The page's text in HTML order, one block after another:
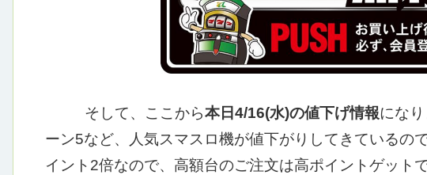
そして、ここから本日4/16(水)の値下げ情報になり
ーン5など、人気スマスロ機が値下がりしてきているの
イント2倍なので、高額台のご注文は高ポイントゲット